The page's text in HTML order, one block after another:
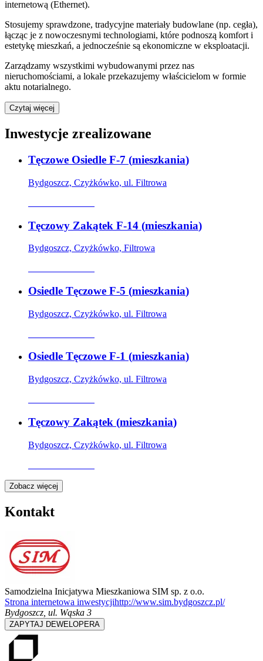
internetową (Ethernet).
Stosujemy sprawdzone, tradycyjne materiały budowlane (np. cegła),
łącząc je z nowoczesnymi technologiami, które podnoszą komfort i
estetykę mieszkań, a jednocześnie są ekonomiczne w eksploatacji.
Zarządzamy wszystkimi wybudowanymi przez nas
nieruchomościami, a lokale przekazujemy właścicielom w formie
aktu notarialnego.
Czytaj więcej
Inwestycje zrealizowane
Tęczowe Osiedle F-7 (mieszkania)
Bydgoszcz, Czyżkówko, ul. Filtrowa
Tęczowy Zakątek F-14 (mieszkania)
Bydgoszcz, Czyżkówko, Filtrowa
Osiedle Tęczowe F-5 (mieszkania)
Bydgoszcz, Czyżkówko, ul. Filtrowa
Osiedle Tęczowe F-1 (mieszkania)
Bydgoszcz, Czyżkówko, ul. Filtrowa
Tęczowy Zakątek (mieszkania)
Bydgoszcz, Czyżkówko, ul. Filtrowa
Zobacz więcej
Kontakt
Samodzielna Inicjatywa Mieszkaniowa SIM sp. z o.o.
Strona internetowa inwestycjihttp://www.sim.bydgoszcz.pl/
Bydgoszcz, ul. Wąska 3
ZAPYTAJ DEWELOPERA